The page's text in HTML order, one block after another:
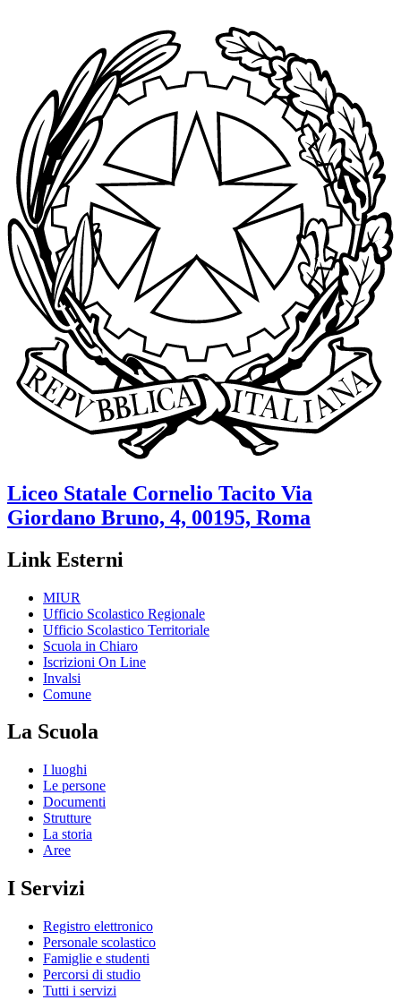
Liceo Statale Cornelio Tacito Via
Giordano Bruno, 4, 00195, Roma
Link Esterni
MIUR
Ufficio Scolastico Regionale
Ufficio Scolastico Territoriale
Scuola in Chiaro
Iscrizioni On Line
Invalsi
Comune
La Scuola
I luoghi
Le persone
Documenti
Strutture
La storia
Aree
I Servizi
Registro elettronico
Personale scolastico
Famiglie e studenti
Percorsi di studio
Tutti i servizi